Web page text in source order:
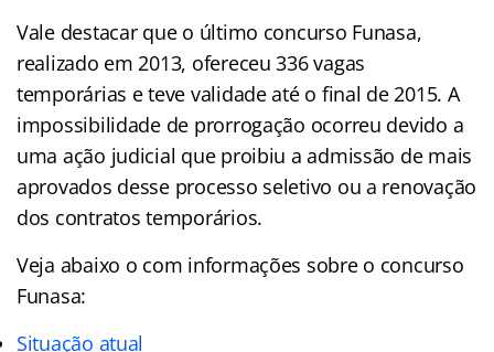
Vale destacar que o último concurso Funasa,
realizado em 2013, ofereceu 336 vagas
temporárias e teve validade até o final de 2015. A
impossibilidade de prorrogação ocorreu devido a
uma ação judicial que proibiu a admissão de mais
aprovados desse processo seletivo ou a renovação
dos contratos temporários.
Veja abaixo o com informações sobre o concurso
Funasa:
Situação atual